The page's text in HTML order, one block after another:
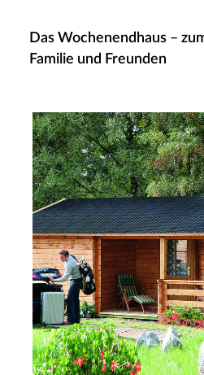
Das Wochenendhaus –
Familie und Freunden